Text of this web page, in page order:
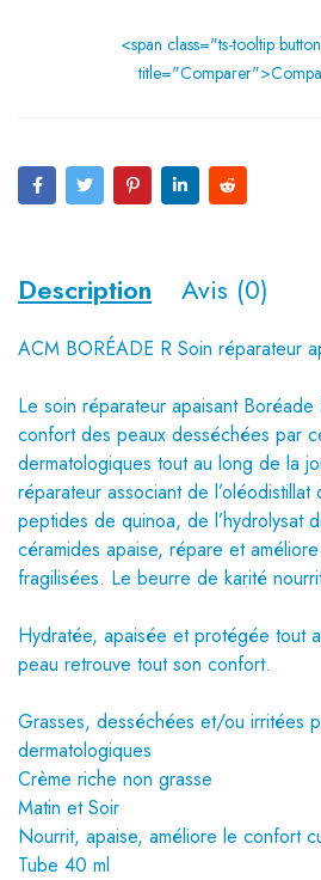
<span class="ts-tooltip
Description Avis (0)
ACM BORÉADE R Soin réparateur
Le soin réparateur apaisant
confort des peaux desséchées par
dermatologiques tout au long de la
réparateur associant de
peptides de quinoa, de l’hydrolysat
céramides apaise, répare et
fragilisées. Le beurre de karité
Hydratée, apaisée et protégée tout
peau retrouve tout son confort.
Grasses, desséchées et/ou irritées
dermatologiques
Crème riche non grasse
Matin et Soir
Nourrit, apaise, améliore le confort
Tube 40 ml